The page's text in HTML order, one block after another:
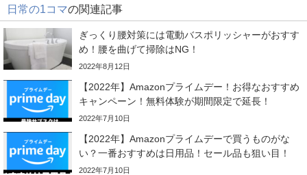
日常の1コマの関連記事
ぎっくり腰対策には電動バスポリッシャーがおすす
め！腰を曲げて掃除はNG！
2022年8月12日
【2022年】Amazonプライムデー！お得なおすすめ
キャンペーン！無料体験が期間限定で延長！
2022年7月10日
【2022年】Amazonプライムデーで買うものがな
い？一番おすすめは日用品！セール品も狙い目！
2022年7月10日